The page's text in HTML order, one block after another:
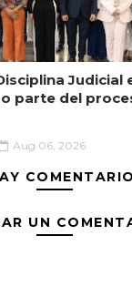
Judicial
parte del
Aug 06, 2026
UN